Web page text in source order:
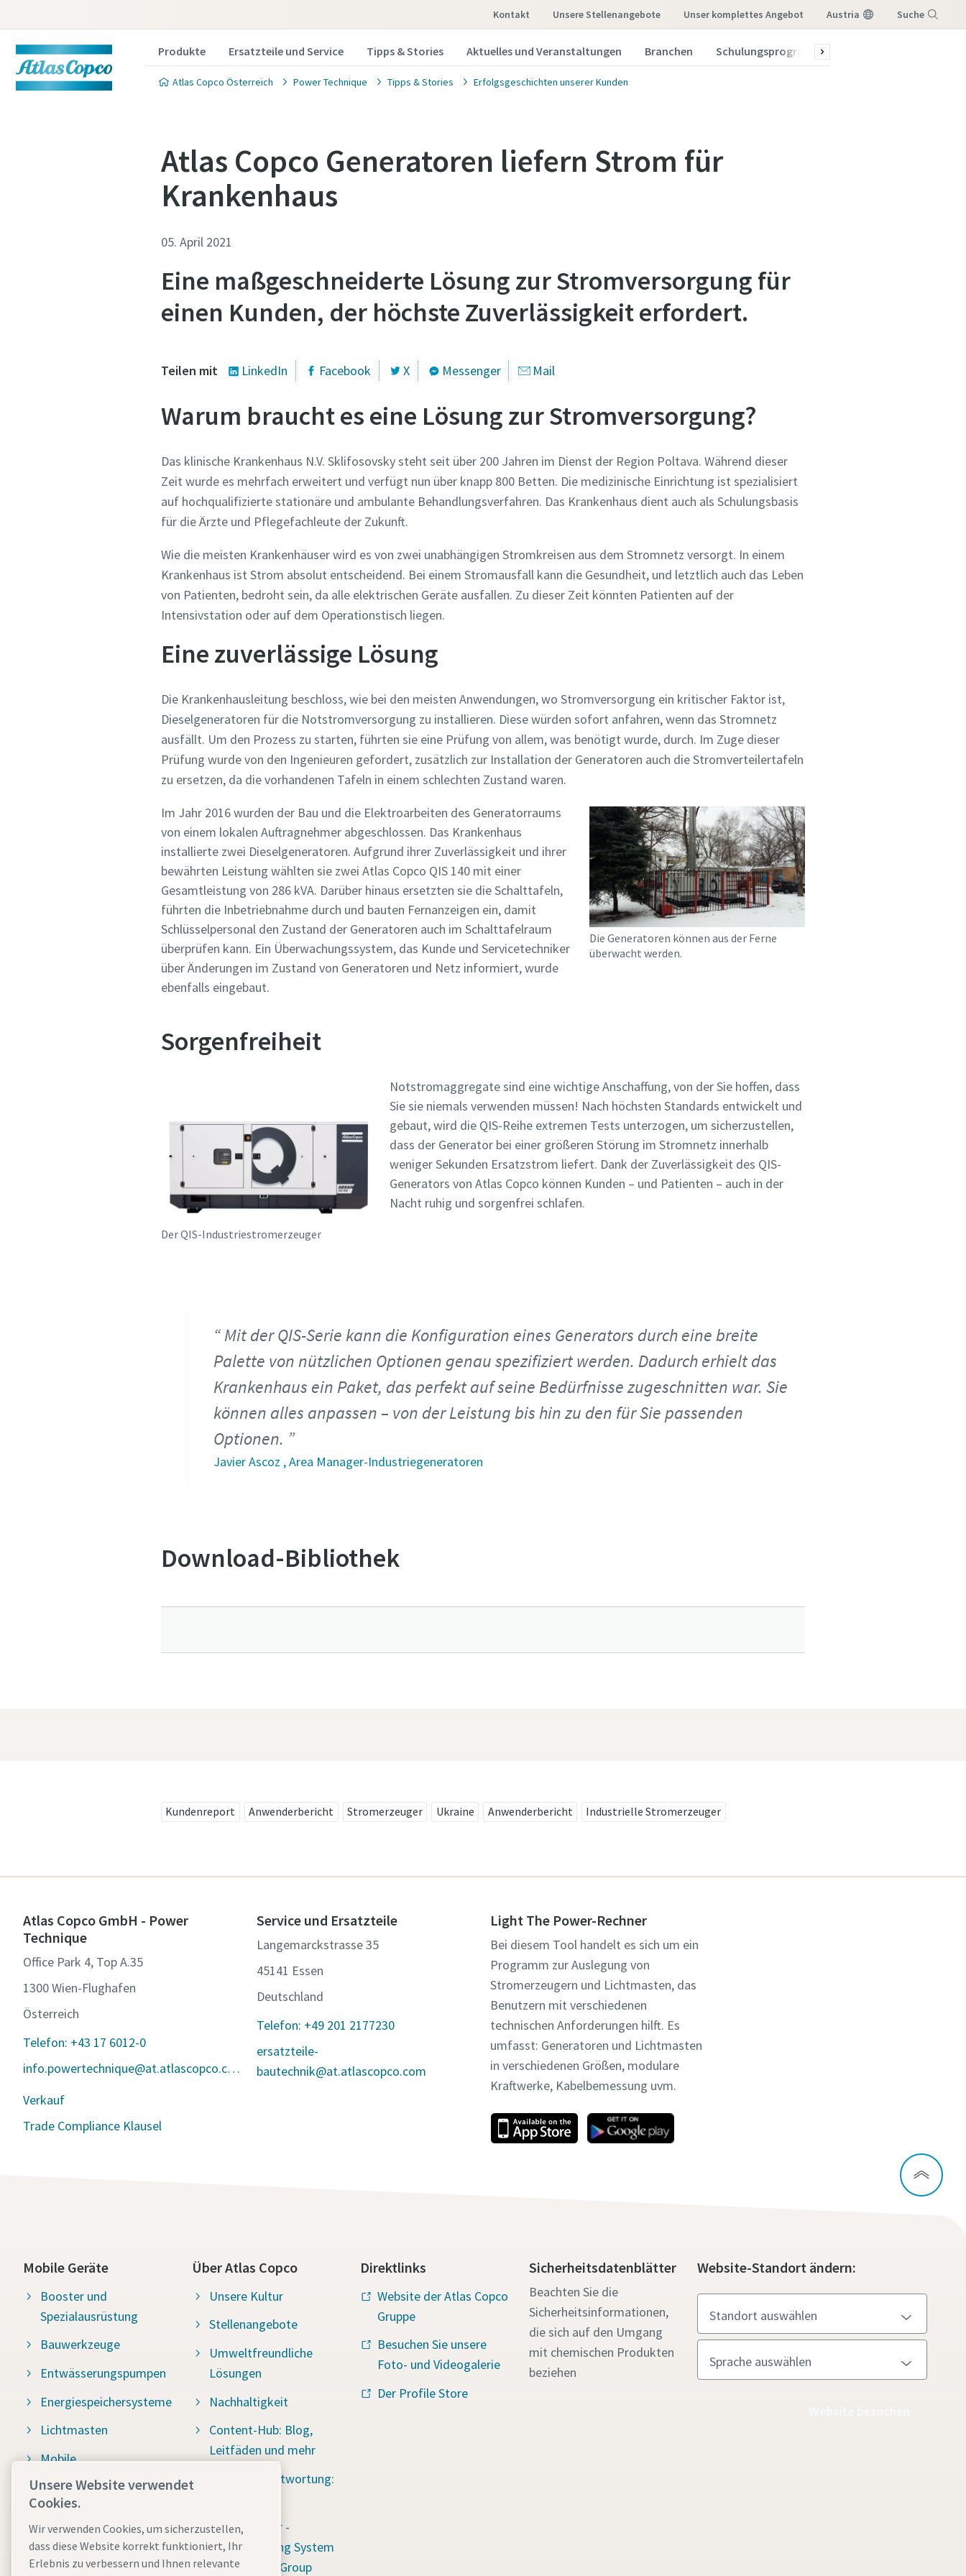
Kontakt Unsere Stellenangebote Unser komplettes Angebot Austria Suche
Produkte Ersatzteile und Service Tipps & Stories Aktuelles und Veranstaltungen Branchen Schulungsprogramm 2026
Atlas Copco Österreich Power Technique Tipps & Stories Erfolgsgeschichten unserer Kunden
Atlas Copco Generatoren liefern Strom für
Krankenhaus
05. April 2021
Eine maßgeschneiderte Lösung zur Stromversorgung für
einen Kunden, der höchste Zuverlässigkeit erfordert.
Teilen mit LinkedIn Facebook X Messenger Mail
Warum braucht es eine Lösung zur Stromversorgung?
Das klinische Krankenhaus N.V. Sklifosovsky steht seit über 200 Jahren im Dienst der Region Poltava. Während dieser
Zeit wurde es mehrfach erweitert und verfügt nun über knapp 800 Betten. Die medizinische Einrichtung ist spezialisiert
auf hochqualifizierte stationäre und ambulante Behandlungsverfahren. Das Krankenhaus dient auch als Schulungsbasis
für die Ärzte und Pflegefachleute der Zukunft.
Wie die meisten Krankenhäuser wird es von zwei unabhängigen Stromkreisen aus dem Stromnetz versorgt. In einem
Krankenhaus ist Strom absolut entscheidend. Bei einem Stromausfall kann die Gesundheit, und letztlich auch das Leben
von Patienten, bedroht sein, da alle elektrischen Geräte ausfallen. Zu dieser Zeit könnten Patienten auf der
Intensivstation oder auf dem Operationstisch liegen.
Eine zuverlässige Lösung
Die Krankenhausleitung beschloss, wie bei den meisten Anwendungen, wo Stromversorgung ein kritischer Faktor ist,
Dieselgeneratoren für die Notstromversorgung zu installieren. Diese würden sofort anfahren, wenn das Stromnetz
ausfällt. Um den Prozess zu starten, führten sie eine Prüfung von allem, was benötigt wurde, durch. Im Zuge dieser
Prüfung wurde von den Ingenieuren gefordert, zusätzlich zur Installation der Generatoren auch die Stromverteilertafeln
zu ersetzen, da die vorhandenen Tafeln in einem schlechten Zustand waren.
Die Generatoren können aus der Ferne
überwacht werden.
Im Jahr 2016 wurden der Bau und die Elektroarbeiten des Generatorraums
von einem lokalen Auftragnehmer abgeschlossen. Das Krankenhaus
installierte zwei Dieselgeneratoren. Aufgrund ihrer Zuverlässigkeit und ihrer
bewährten Leistung wählten sie zwei Atlas Copco QIS 140 mit einer
Gesamtleistung von 286 kVA. Darüber hinaus ersetzten sie die Schalttafeln,
führten die Inbetriebnahme durch und bauten Fernanzeigen ein, damit
Schlüsselpersonal den Zustand der Generatoren auch im Schalttafelraum
überprüfen kann. Ein Überwachungssystem, das Kunde und Servicetechniker
über Änderungen im Zustand von Generatoren und Netz informiert, wurde
ebenfalls eingebaut.
Sorgenfreiheit
Der QIS-Industriestromerzeuger
Notstromaggregate sind eine wichtige Anschaffung, von der Sie hoffen, dass
Sie sie niemals verwenden müssen! Nach höchsten Standards entwickelt und
gebaut, wird die QIS-Reihe extremen Tests unterzogen, um sicherzustellen,
dass der Generator bei einer größeren Störung im Stromnetz innerhalb
weniger Sekunden Ersatzstrom liefert. Dank der Zuverlässigkeit des QIS-
Generators von Atlas Copco können Kunden – und Patienten – auch in der
Nacht ruhig und sorgenfrei schlafen.
Mit der QIS-Serie kann die Konfiguration eines Generators durch eine breite
Palette von nützlichen Optionen genau spezifiziert werden. Dadurch erhielt das
Krankenhaus ein Paket, das perfekt auf seine Bedürfnisse zugeschnitten war. Sie
können alles anpassen – von der Leistung bis hin zu den für Sie passenden
Optionen.
Javier Ascoz , Area Manager-Industriegeneratoren
Download-Bibliothek
Kundenreport Anwenderbericht Stromerzeuger Ukraine Anwenderbericht Industrielle Stromerzeuger
Atlas Copco GmbH - Power
Technique
Office Park 4, Top A.35
1300 Wien-Flughafen
Österreich
Telefon: +43 17 6012-0
info.powertechnique@at.atlascopco.com
Verkauf
Trade Compliance Klausel
Service und Ersatzteile
Langemarckstrasse 35
45141 Essen
Deutschland
Telefon: +49 201 2177230
ersatzteile-
bautechnik@at.atlascopco.com
Light The Power-Rechner
Bei diesem Tool handelt es sich um ein
Programm zur Auslegung von
Stromerzeugern und Lichtmasten, das
Benutzern mit verschiedenen
technischen Anforderungen hilft. Es
umfasst: Generatoren und Lichtmasten
in verschiedenen Größen, modulare
Kraftwerke, Kabelbemessung uvm.
Mobile Geräte
Booster und
Spezialausrüstung
Bauwerkzeuge
Entwässerungspumpen
Energiespeichersysteme
Lichtmasten
Mobile
Druckluftkompressoren
Stromerzeuger
Über Atlas Copco
Unsere Kultur
Stellenangebote
Umweltfreundliche
Lösungen
Nachhaltigkeit
Content-Hub: Blog,
Leitfäden und mehr
Soziale Verantwortung:
Hinweisgeber -
Whistleblowing System
(Atlas Copco Group
Direktlinks
Website der Atlas Copco
Gruppe
Besuchen Sie unsere
Foto- und Videogalerie
Der Profile Store
Sicherheitsdatenblätter
Beachten Sie die
Sicherheitsinformationen,
die sich auf den Umgang
mit chemischen Produkten
beziehen
Website-Standort ändern:
Unsere Website verwendet
Cookies.
Wir verwenden Cookies, um sicherzustellen,
dass diese Website korrekt funktioniert, Ihr
Erlebnis zu verbessern und Ihnen relevante